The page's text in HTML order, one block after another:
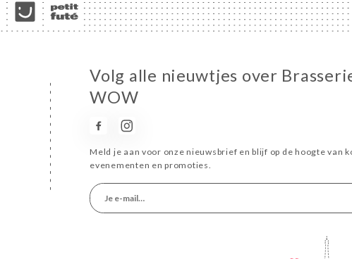
Volg alle nieuwtjes over
WOW
Meld je aan voor onze nieuwsbrief en blijf op de hoogte van
evenementen en promoties.